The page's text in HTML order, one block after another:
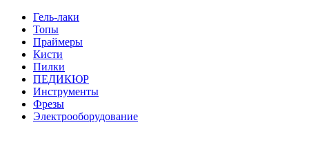
Гель-лаки
Топы
Праймеры
Кисти
Пилки
ПЕДИКЮР
Инструменты
Фрезы
Электрооборудование